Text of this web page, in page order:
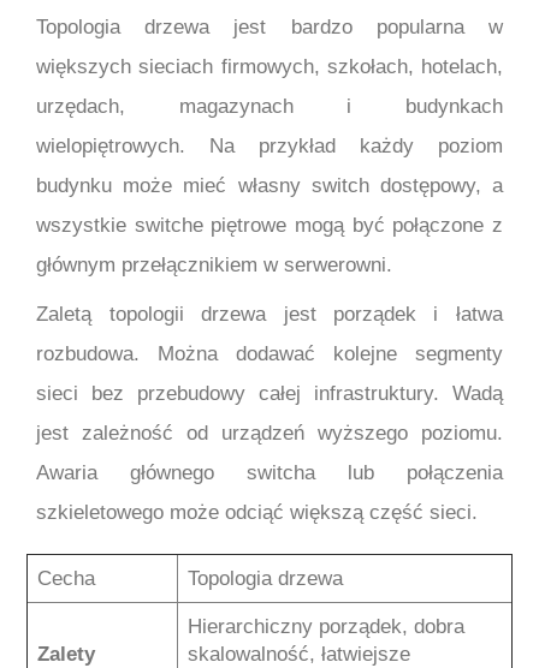
Topologia drzewa jest bardzo popularna w
większych sieciach firmowych, szkołach, hotelach,
urzędach, magazynach i budynkach
wielopiętrowych. Na przykład każdy poziom
budynku może mieć własny switch dostępowy, a
wszystkie switche piętrowe mogą być połączone z
głównym przełącznikiem w serwerowni.
Zaletą topologii drzewa jest porządek i łatwa
rozbudowa. Można dodawać kolejne segmenty
sieci bez przebudowy całej infrastruktury. Wadą
jest zależność od urządzeń wyższego poziomu.
Awaria głównego switcha lub połączenia
szkieletowego może odciąć większą część sieci.
Cecha Topologia drzewa
Zalety
Hierarchiczny porządek, dobra
skalowalność, łatwiejsze